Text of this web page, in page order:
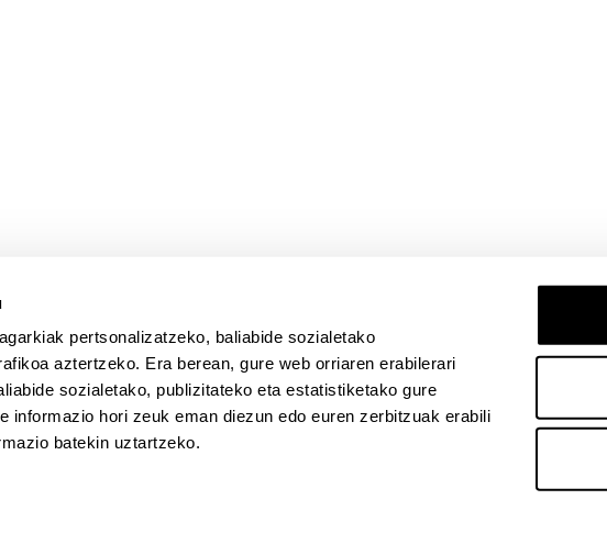
pertsonalizatzeko, baliabide sozialetako
aztertzeko. Era berean, gure web orriaren erabilerari
sozialetako, publizitateko eta estatistiketako gure
informazio hori zeuk eman diezun edo euren zerbitzuak erabili
batekin uztartzeko.